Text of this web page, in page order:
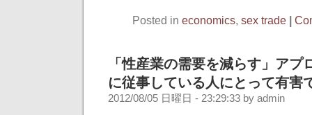
Posted in economics, sex trade
「性産業の需要を減らす」アプ
に従事している人にとって有害
2012/08/05 日曜日 - 23:29:33 by admin